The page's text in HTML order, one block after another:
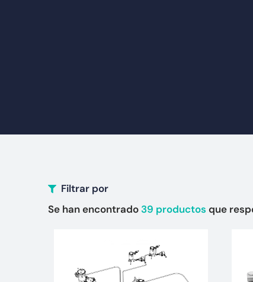
Filtrar por
Se han encontrado 39 productos que